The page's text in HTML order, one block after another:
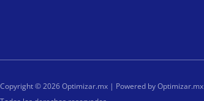
Copyright © 2026 Optimizar.mx | Powered by Optimizar.mx